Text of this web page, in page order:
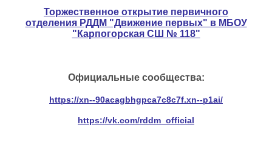
Торжественное открытие первичного
отделения РДДМ "Движение первых" в МБОУ
"Карпогорская СШ № 118"
Официальные сообщества:
https://xn--90acagbhgpca7c8c7f.xn--p1ai/
https://vk.com/rddm_official